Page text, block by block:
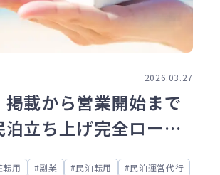
2026.03.27
載から営業開始まで
立ち上げ完全ロード
転用 副業 民泊転用
民泊運営代行